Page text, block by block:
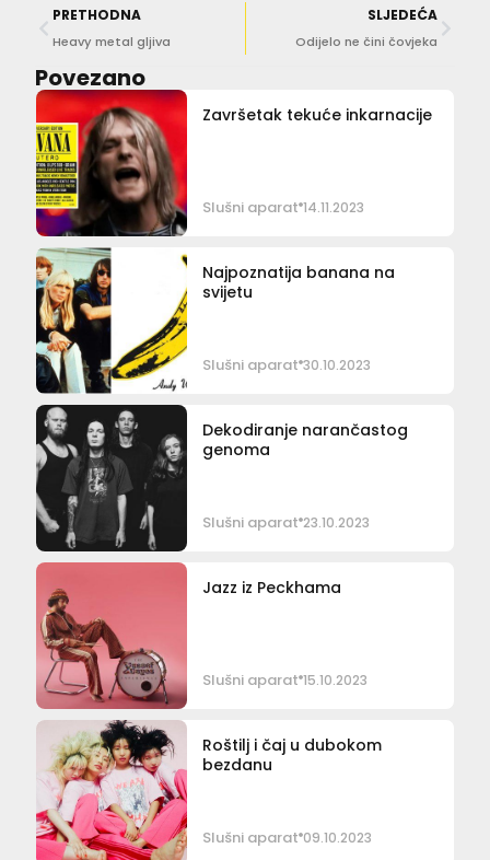
PRETHODNA
Heavy metal gljiva
SLJEDEĆA
Odijelo ne čini čovjeka
Povezano
Završetak tekuće inkarnacije
Slušni aparat 14.11.2023
Najpoznatija banana na
svijetu
Slušni aparat 30.10.2023
Dekodiranje narančastog
genoma
Slušni aparat 23.10.2023
Jazz iz Peckhama
Slušni aparat 15.10.2023
Roštilj i čaj u dubokom
bezdanu
Slušni aparat 09.10.2023